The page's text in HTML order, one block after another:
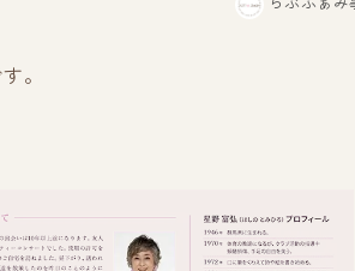
。